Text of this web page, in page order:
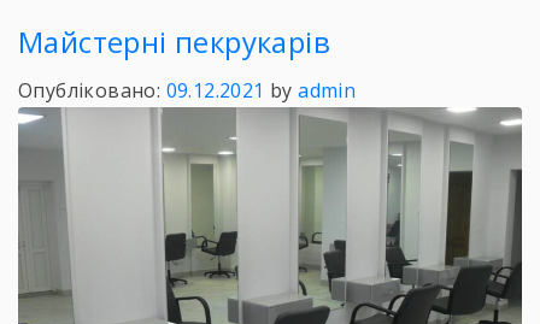
Майстерні пекрукарів
Опубліковано: 09.12.2021 byadmin